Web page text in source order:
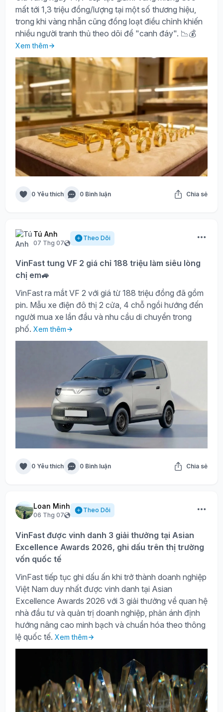
mất tới 1,3 triệu đồng/lượng tại một số thương hiệu,
trong khi vàng nhẫn cũng đồng loạt điều chỉnh khiến
nhiều người tranh thủ theo dõi để "canh đáy". 📉💰
Xem thêm
0 Yêu thích 0 Bình luận Chia sẻ
Tú Anh
07 Thg 07
Theo Dõi
VinFast tung VF 2 giá chỉ 188 triệu làm siêu lòng
chị em🚙
VinFast ra mắt VF 2 với giá từ 188 triệu đồng đã gồm
pin. Mẫu xe điện đô thị 2 cửa, 4 chỗ ngồi hướng đến
người mua xe lần đầu và nhu cầu di chuyển trong
phố. Xem thêm
0 Yêu thích 0 Bình luận Chia sẻ
Loan Minh
06 Thg 07
Theo Dõi
VinFast được vinh danh 3 giải thưởng tại Asian
Excellence Awards 2026, ghi dấu trên thị trường
vốn quốc tế
VinFast tiếp tục ghi dấu ấn khi trở thành doanh nghiệp
Việt Nam duy nhất được vinh danh tại Asian
Excellence Awards 2026 với 3 giải thưởng về quan hệ
nhà đầu tư và quản trị doanh nghiệp, phản ánh định
hướng nâng cao minh bạch và chuẩn hóa theo thông
lệ quốc tế. Xem thêm